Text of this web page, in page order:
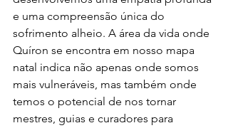
e uma compreensão única do
sofrimento alheio. A área da vida onde
Quíron se encontra em nosso mapa
natal indica não apenas onde somos
mais vulneráveis, mas também onde
temos o potencial de nos tornar
mestres, guias e curadores para